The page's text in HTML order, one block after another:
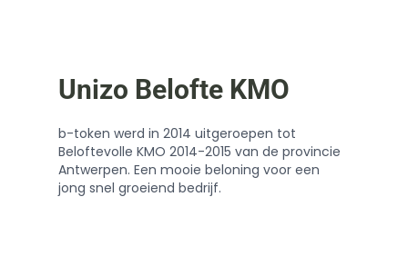
Unizo Belofte KMO
b-token werd in 2014 uitgeroepen tot
Beloftevolle KMO 2014-2015 van de provincie
Antwerpen. Een mooie beloning voor een
jong snel groeiend bedrijf.